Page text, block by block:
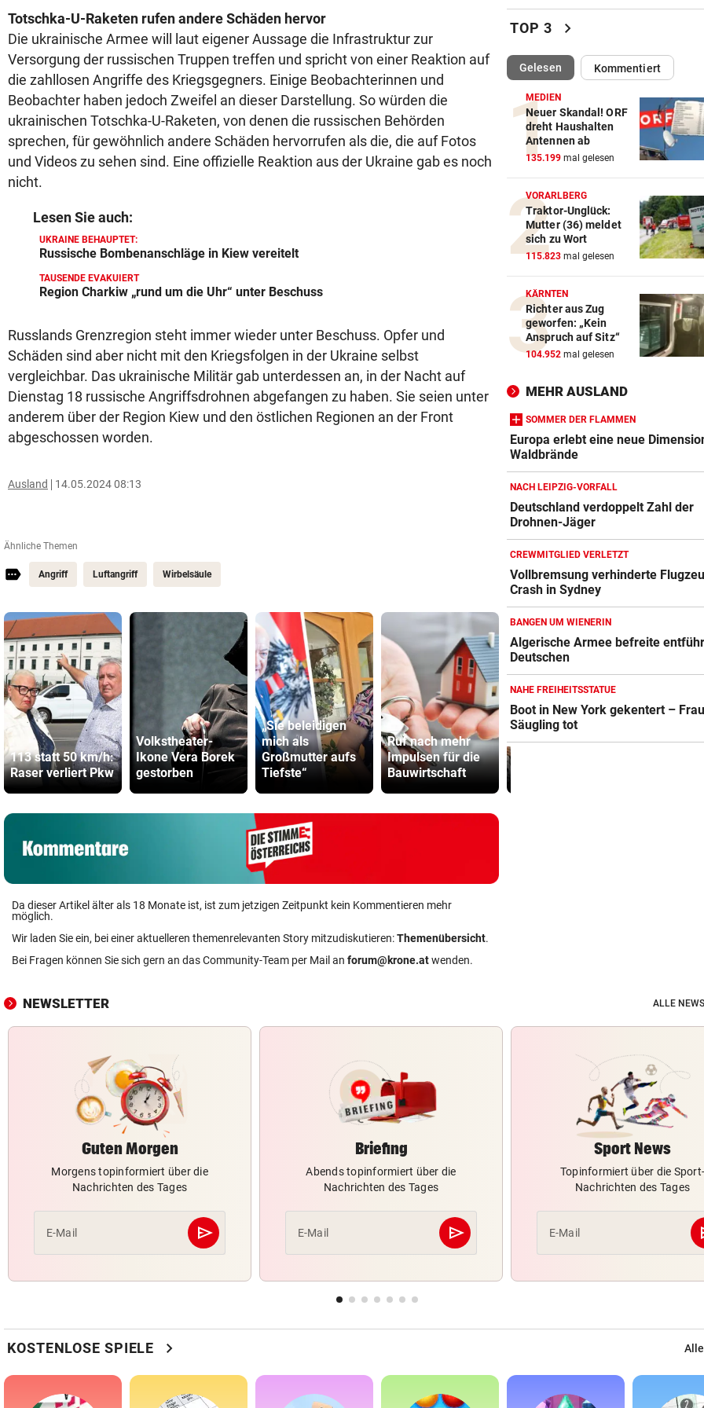
Totschka-U-Raketen rufen andere Schäden hervor
Die ukrainische Armee will laut eigener Aussage die Infrastruktur zur
Versorgung der russischen Truppen treffen und spricht von einer Reaktion auf
die zahllosen Angriffe des Kriegsgegners. Einige Beobachterinnen und
Beobachter haben jedoch Zweifel an dieser Darstellung. So würden die
ukrainischen Totschka-U-Raketen, von denen die russischen Behörden
sprechen, für gewöhnlich andere Schäden hervorrufen als die, die auf Fotos
und Videos zu sehen sind. Eine offizielle Reaktion aus der Ukraine gab es noch
nicht.
Lesen Sie auch:
UKRAINE BEHAUPTET:
Russische Bombenanschläge in Kiew vereitelt
TAUSENDE EVAKUIERT
Region Charkiw „rund um die Uhr“ unter Beschuss
Russlands Grenzregion steht immer wieder unter Beschuss. Opfer und
Schäden sind aber nicht mit den Kriegsfolgen in der Ukraine selbst
vergleichbar. Das ukrainische Militär gab unterdessen an, in der Nacht auf
Dienstag 18 russische Angriffsdrohnen abgefangen zu haben. Sie seien unter
anderem über der Region Kiew und den östlichen Regionen an der Front
abgeschossen worden.
Ausland 14.05.2024 08:13
Ähnliche Themen
Angriff Luftangriff Wirbelsäule
113 statt 50 km/h:
Raser verliert Pkw
Volkstheater-
Ikone Vera Borek
gestorben
„Sie beleidigen
mich als
Großmutter aufs
Tiefste“
Ruf nach mehr
Impulsen für die
Bauwirtschaft
Sturms Kobra ist
Da dieser Artikel älter als 18 Monate ist, ist zum jetzigen Zeitpunkt kein Kommentieren mehr
möglich.
Wir laden Sie ein, bei einer aktuelleren themenrelevanten Story mitzudiskutieren:Themenübersicht.
Bei Fragen können Sie sich gern an das Community-Team per Mail an forum@krone.atwenden.
Wir verlosen 5 x 1
Joghurtbereiter!
„KLIMA-ZEITENWENDE“
Energieexperte: So muss sich
Österreich wappnen
LAUT SELENSKYJ:
50.000 Nordkoreaner
Einsatz in Russland
SOMMER DER FLAMMEN vor
Europa erlebt eine neue
Dimension der Waldbrände
VEILCHEN AM BODEN
LASK fügt FAK zweite Pleite
zweiten Spiel zu
AUSTRIA IM PECH vor
Saljic verletzt, Rot
LANDETE IN GEBIRGSBACH vor
OÖ: 13-Jähriger stürzte sechs
Meter in die Tiefe
VOR RAIMUND vor 10
Daniel Tschofenig:
in Courchevel
TOP 3 chevron_right
Gelesen(ausgewählt)Kommentiert
MEDIEN
Neuer Skandal! ORF
dreht Haushalten
Antennen ab
135.199 mal gelesen
VORARLBERG
Traktor-Unglück:
Mutter (36) meldet
sich zu Wort
115.823 mal gelesen
KÄRNTEN
Richter aus Zug
geworfen: „Kein
Anspruch auf Sitz“
104.952 mal gelesen
MEHR AUSLAND
SOMMER DER FLAMMEN
Europa erlebt eine neue
Waldbrände
NACH LEIPZIG-VORFALL
Deutschland verdoppelt Zahl der
Drohnen-Jäger
CREWMITGLIED VERLETZT
Vollbremsung verhinderte
Crash in Sydney
BANGEN UM WIENERIN
Algerische Armee befreite
Deutschen
NAHE FREIHEITSSTATUE
Boot in New York gekentert –
Säugling tot
NEWSLETTER ALLE
Guten Morgen
Morgens topinformiert über die
Nachrichten des Tages
E-Mail send
Abschicken
Briefing
Abends topinformiert über die
Nachrichten des Tages
E-Mail send
Abschicken
Sport News
Topinformiert über die Sport-
Nachrichten des Tages
E-Mail
KOSTENLOSE SPIELE chevron_right